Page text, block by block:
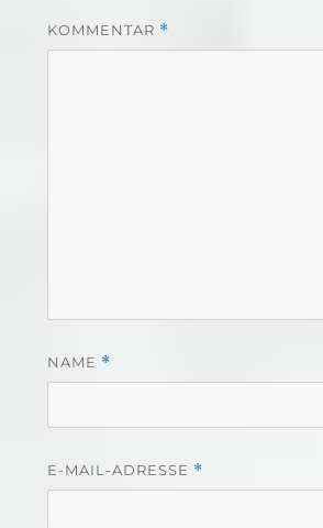
KOMMENTAR *
NAME *
E-MAIL-ADRESSE *